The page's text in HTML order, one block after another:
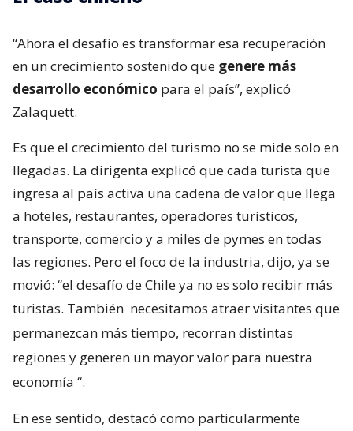
“Ahora el desafío es transformar esa recuperación
en un crecimiento sostenido que genere más
desarrollo económico para el país”, explicó
Zalaquett.
Es que el crecimiento del turismo no se mide solo en
llegadas. La dirigenta explicó que cada turista que
ingresa al país activa una cadena de valor que llega
a hoteles, restaurantes, operadores turísticos,
transporte, comercio y a miles de pymes en todas
las regiones. Pero el foco de la industria, dijo, ya se
movió: “el desafío de Chile ya no es solo recibir más
turistas. También necesitamos atraer visitantes que
permanezcan más tiempo, recorran distintas
regiones y generen un mayor valor para nuestra
economía “.
En ese sentido, destacó como particularmente